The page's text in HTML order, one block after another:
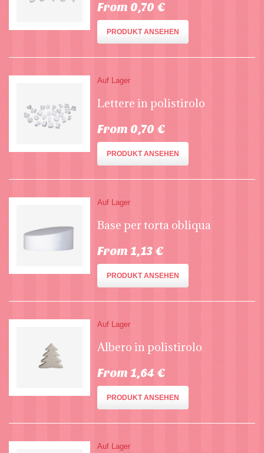
From 0,70 €
PRODUKT ANSEHEN
Auf Lager
Lettere in polistirolo
From 0,70 €
PRODUKT ANSEHEN
Auf Lager
Base per torta obliqua
From 1,13 €
PRODUKT ANSEHEN
Auf Lager
Albero in polistirolo
From 1,64 €
PRODUKT ANSEHEN
Auf Lager